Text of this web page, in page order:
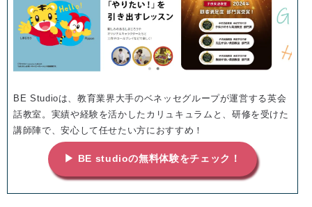
BE Studioは、教育業界大手のベネッセグループが運営する英会
話教室。実績や経験を活かしたカリュキュラムと、研修を受けた
講師陣で、安心して任せたい方におすすめ！
▶ BE studioの無料体験をチェック！